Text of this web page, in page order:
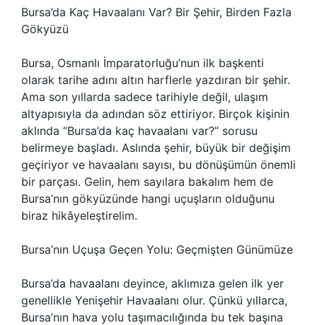
Bursa’da Kaç Havaalanı Var? Bir Şehir, Birden Fazla
Gökyüzü
Bursa, Osmanlı İmparatorluğu’nun ilk başkenti
olarak tarihe adını altın harflerle yazdıran bir şehir.
Ama son yıllarda sadece tarihiyle değil, ulaşım
altyapısıyla da adından söz ettiriyor. Birçok kişinin
aklında “Bursa’da kaç havaalanı var?” sorusu
belirmeye başladı. Aslında şehir, büyük bir değişim
geçiriyor ve havaalanı sayısı, bu dönüşümün önemli
bir parçası. Gelin, hem sayılara bakalım hem de
Bursa’nın gökyüzünde hangi uçuşların olduğunu
biraz hikâyeleştirelim.
Bursa’nın Uçuşa Geçen Yolu: Geçmişten Günümüze
Bursa’da havaalanı deyince, aklımıza gelen ilk yer
genellikle Yenişehir Havaalanı olur. Çünkü yıllarca,
Bursa’nın hava yolu taşımacılığında bu tek başına